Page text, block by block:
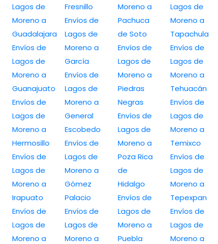
Lagos de
Moreno a
Guadalajara
Envíos de
Lagos de
Moreno a
Guanajuato
Envíos de
Lagos de
Moreno a
Hermosillo
Envíos de
Lagos de
Moreno a
Irapuato
Envíos de
Lagos de
Moreno a
Fresnillo
Envíos de
Lagos de
Moreno a
García
Envíos de
Lagos de
Moreno a
General
Escobedo
Envíos de
Lagos de
Moreno a
Gómez
Palacio
Envíos de
Lagos de
Moreno a
Moreno a
Pachuca
de Soto
Envíos de
Lagos de
Moreno a
Piedras
Negras
Envíos de
Lagos de
Moreno a
Poza Rica
de
Hidalgo
Envíos de
Lagos de
Moreno a
Puebla
Lagos de
Moreno a
Tapachula
Envíos de
Lagos de
Moreno a
Tehuacán
Envíos de
Lagos de
Moreno a
Temixco
Envíos de
Lagos de
Moreno a
Tepexpan
Envíos de
Lagos de
Moreno a